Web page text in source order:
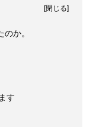
[閉じる]
のか。
す